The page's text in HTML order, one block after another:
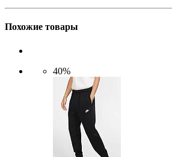
Похожие товары
40%